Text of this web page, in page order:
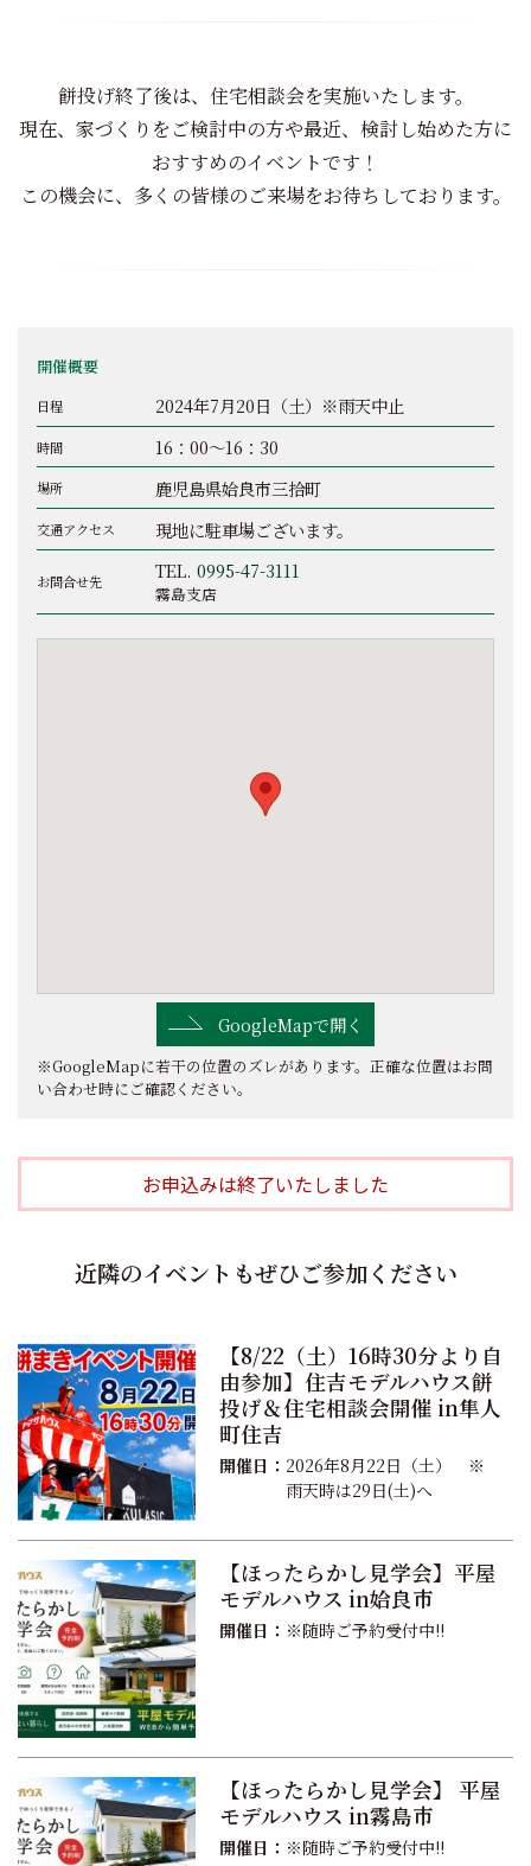
餅投げ終了後は、住宅相談会を実施いたします。
現在、家づくりをご検討中の方や最近、検討し始めた方に
おすすめのイベントです！
この機会に、多くの皆様のご来場をお待ちしております。
開催概要
日程 2024年7月20日（土）※雨天中止
時間 16：00～16：30
場所 鹿児島県姶良市三拾町
交通アクセス 現地に駐車場ございます。
お問合せ先 TEL. 0995-47-3111
霧島支店
GoogleMapで開く
※GoogleMapに若干の位置のズレがあります。正確な位置はお問
い合わせ時にご確認ください。
お申込みは終了いたしました
近隣のイベントもぜひご参加ください
【8/22（土）16時30分より自
由参加】住吉モデルハウス餅
投げ＆住宅相談会開催 in隼人
町住吉
開催日： 2026年8月22日（土） ※
雨天時は29日(土)へ
【ほったらかし見学会】平屋
モデルハウス in姶良市
開催日： ※随時ご予約受付中!!
【ほったらかし見学会】 平屋
モデルハウス in霧島市
開催日： ※随時ご予約受付中!!